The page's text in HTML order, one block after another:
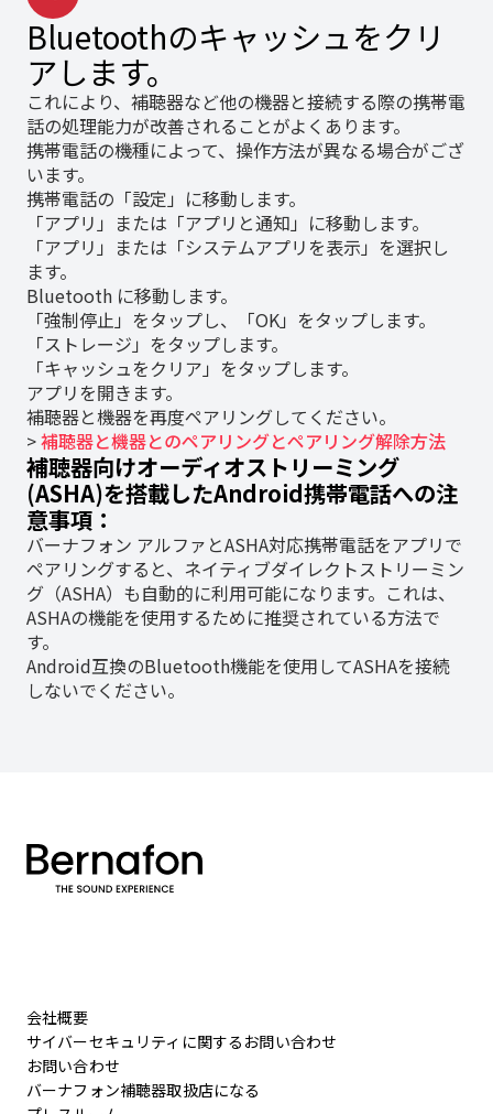
Bluetoothのキャッシュをクリ
アします。
これにより、補聴器など他の機器と接続する際の携帯電
話の処理能力が改善されることがよくあります。
携帯電話の機種によって、操作方法が異なる場合がござ
います。
携帯電話の「設定」に移動します。
「アプリ」または「アプリと通知」に移動します。
「アプリ」または「システムアプリを表示」を選択し
ます。
Bluetooth に移動します。
「強制停止」をタップし、「OK」をタップします。
「ストレージ」をタップします。
「キャッシュをクリア」をタップします。
アプリを開きます。
補聴器と機器を再度ペアリングしてください。
>補聴器と機器とのペアリングとペアリング解除方法
補聴器向けオーディオストリーミング
(ASHA)を搭載したAndroid携帯電話への注
意事項：
バーナフォン アルファとASHA対応携帯電話をアプリで
ペアリングすると、ネイティブダイレクトストリーミン
グ（ASHA）も自動的に利用可能になります。これは、
ASHAの機能を使用するために推奨されている方法で
す。
Android互換のBluetooth機能を使用してASHAを接続
しないでください。
会社概要
サイバーセキュリティに関するお問い合わせ
お問い合わせ
バーナフォン補聴器取扱店になる